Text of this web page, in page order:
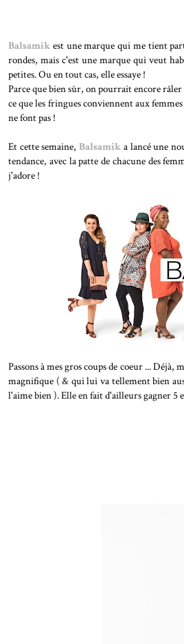
Balsamik est une marque qui me tient
rondes, mais c'est une marque qui veut
petites. Ou en tout cas, elle essaye !
Parce que bien sûr, on pourrait encore
ce que les fringues conviennent aux
ne font pas !
Et cette semaine,Balsamik a lancé une
tendance, avec la patte de chacune des
j'adore !
Passons à mes gros coups de coeur ... Déjà,
magnifique ( & qui lui va tellement bien
l'aime bien ). Elle en fait d'ailleurs gagner 5